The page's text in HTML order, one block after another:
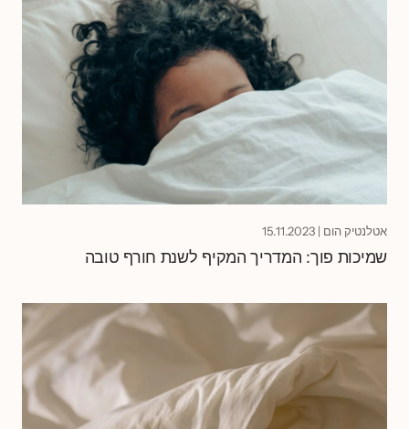
אטלנטיק הום |
15.11.2023
שמיכות פוך: המדריך המקיף לשנת חורף טובה